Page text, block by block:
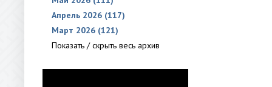
Апрель 2026 (117)
Март 2026 (121)
Показать / скрыть весь архив